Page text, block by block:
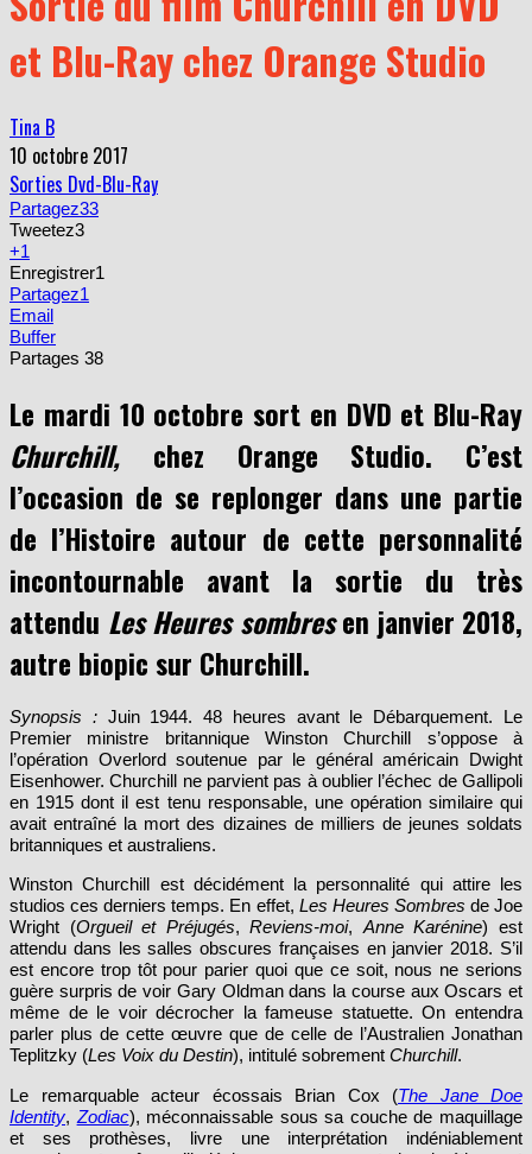
et Blu-Ray chez Orange Studio
10 octobre 2017
Sorties Dvd-Blu-Ray
Partagez33
Tweetez3
+1
Enregistrer
Partagez1
Email
Buffer
Partages
Churchill, chez Orange Studio. C’est
l’occasion de se replonger dans une partie
de l’Histoire autour de cette personnalité
incontournable avant la sortie du très
attenduLes Heures sombres en janvier 2018,
autre biopic sur Churchill.
Juin 1944. 48 heures avant le Débarquement. Le
Premier ministre britannique Winston Churchill s’oppose à
l’opération Overlord soutenue par le général américain Dwight
Eisenhower. Churchill ne parvient pas à oublier l’échec de Gallipoli
en 1915 dont il est tenu responsable, une opération similaire qui
avait entraîné la mort des dizaines de milliers de jeunes soldats
britanniques et australiens.
Winston Churchill est décidément la personnalité qui attire les
studios ces derniers temps. En effet,Les Heures Sombresde Joe
Wright (Orgueil et Préjugés, Reviens-moi,Anne Karénine) est
attendu dans les salles obscures françaises en janvier 2018. S’il
est encore trop tôt pour parier quoi que ce soit, nous ne serions
guère surpris de voir Gary Oldman dans la course aux Oscars et
même de le voir décrocher la fameuse statuette. On entendra
parler plus de cette œuvre que de celle de l’Australien Jonathan
Teplitzky (Les Voix du Destin), intitulé sobrementChurchill.
Le remarquable acteur écossais Brian Cox (The Jane Doe
Identity
Zodiac), méconnaissable sous sa couche de maquillage
et ses prothèses, livre une interprétation indéniablement
convaincante même s’il n’évite pas par moments le mimétisme et